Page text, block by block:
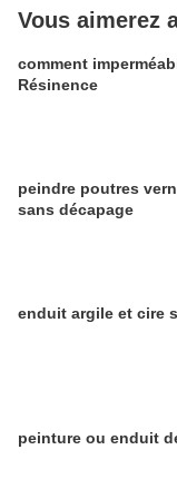
Vous aimerez
comment
Résinence
peindre poutres
sans décapage
enduit argile et cire
peinture ou enduit